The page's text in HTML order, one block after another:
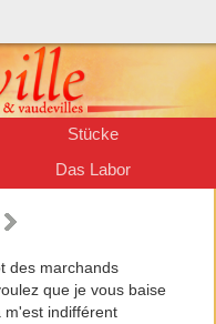
Stücke
Das Labor
des marchands
que je vous baise
m'est indifférent